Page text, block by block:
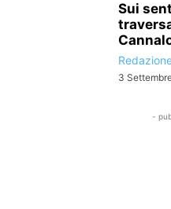
Sui
3
-